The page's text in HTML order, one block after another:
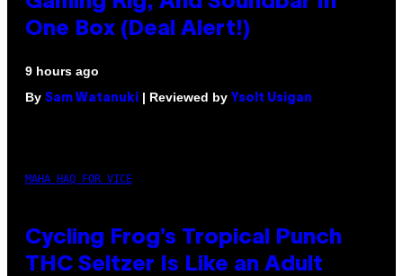
One Box (Deal Alert!)
9 hours ago
By Sam Watanuki | Reviewed by Ysolt Usigan
MAHA HAQ FOR VICE
Cycling Frog’s Tropical Punch
THC Seltzer Is Like an Adult